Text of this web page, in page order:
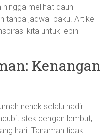
melihat daun
tanpa jadwal baku. Artikel
kita untuk lebih
Kenangan
nenek selalu hadir
stek dengan lembut,
hari. Tanaman tidak